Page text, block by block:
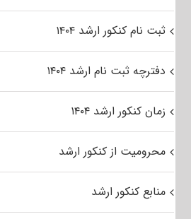
ثبت نام کنکور ارشد ۱۴۰۴
دفترچه ثبت نام ارشد ۱۴۰۴
زمان کنکور ارشد ۱۴۰۴
محرومیت از کنکور ارشد
منابع کنکور ارشد